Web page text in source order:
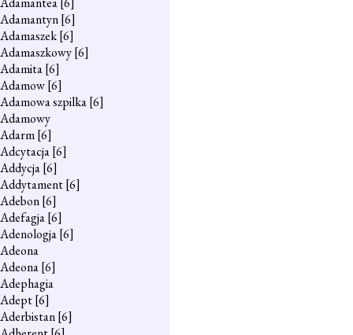
Adamantyn[6]
Adamaszek[6]
Adamaszkowy[6]
Adamita[6]
Adamow[6]
Adamowa szpilka[6]
Adamowy
Adarm[6]
Adcytacja[6]
Addycja[6]
Addytament[6]
Adebon[6]
Adefagja[6]
Adenologja[6]
Adeona
Adeona[6]
Adephagia
Adept[6]
Aderbistan[6]